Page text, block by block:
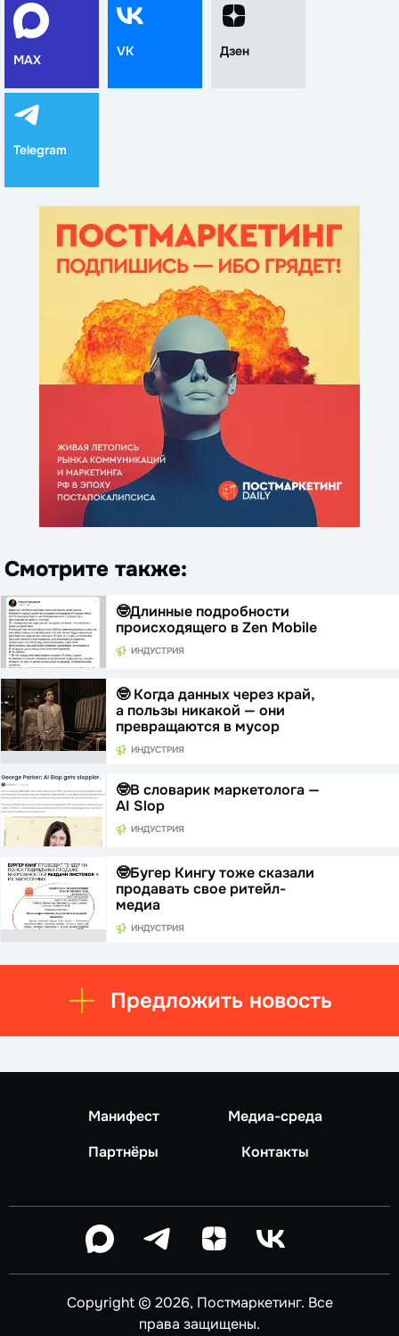
MAX
VK Дзен
Telegram
Смотрите также:
🤓Длинные подробности
происходящего в Zen Mobile
ИНДУСТРИЯ
🤓 Когда данных через край,
а пользы никакой — они
превращаются в мусор
ИНДУСТРИЯ
🤓В словарик маркетолога —
AI Slop
ИНДУСТРИЯ
🤓Бугер Кингу тоже сказали
продавать свое ритейл-
медиа
ИНДУСТРИЯ
Предложить новость
Манифест
Медиа-среда
Партнёры
Контакты
Copyright © 2026, Постмаркетинг. Все
права защищены.